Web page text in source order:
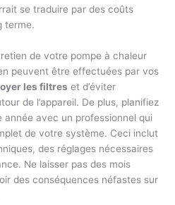
se traduire par des coûts
terme.
de votre pompe à chaleur
peuvent être effectuées par vos
les filtres et d’éviter
de l’appareil. De plus, planifiez
avec un professionnel qui
de votre système. Ceci inclut
des réglages nécessaires
Ne laisser pas des mois
des conséquences néfastes sur